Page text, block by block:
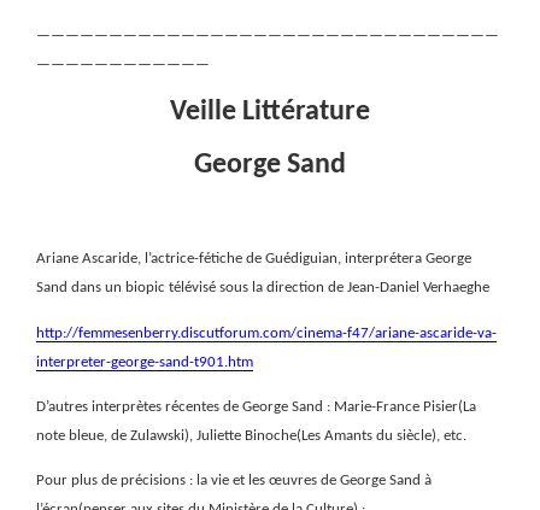
————————————————————————————————
————————————
Veille Littérature
George Sand
Ariane Ascaride, l’actrice-fétiche de Guédiguian, interprétera George
Sand dans un biopic télévisé sous la direction de Jean-Daniel Verhaeghe
http://femmesenberry.discutforum.com/cinema-f47/ariane-ascaride-va-
interpreter-george-sand-t901.htm
D’autres interprètes récentes de George Sand : Marie-France Pisier(La
note bleue, de Zulawski), Juliette Binoche(Les Amants du siècle), etc.
Pour plus de précisions : la vie et les œuvres de George Sand à